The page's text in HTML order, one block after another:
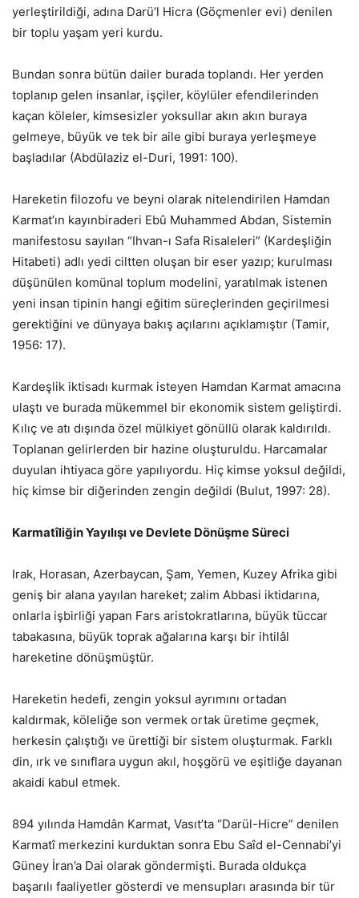
yerleştirildiği, adına Darü’l Hicra (Göçmenler evi) denilen
bir toplu yaşam yeri kurdu.
Bundan sonra bütün dailer burada toplandı. Her yerden
toplanıp gelen insanlar, işçiler, köylüler efendilerinden
kaçan köleler, kimsesizler yoksullar akın akın buraya
gelmeye, büyük ve tek bir aile gibi buraya yerleşmeye
başladılar (Abdülaziz el-Duri, 1991: 100).
Hareketin filozofu ve beyni olarak nitelendirilen Hamdan
Karmat’ın kayınbiraderi Ebû Muhammed Abdan, Sistemin
manifestosu sayılan “Ihvan-ı Safa Risaleleri” (Kardeşliğin
Hitabeti) adlı yedi ciltten oluşan bir eser yazıp; kurulması
düşünülen komünal toplum modelini, yaratılmak istenen
yeni insan tipinin hangi eğitim süreçlerinden geçirilmesi
gerektiğini ve dünyaya bakış açılarını açıklamıştır (Tamir,
1956: 17).
Kardeşlik iktisadı kurmak isteyen Hamdan Karmat amacına
ulaştı ve burada mükemmel bir ekonomik sistem geliştirdi.
Kılıç ve atı dışında özel mülkiyet gönüllü olarak kaldırıldı.
Toplanan gelirlerden bir hazine oluşturuldu. Harcamalar
duyulan ihtiyaca göre yapılıyordu. Hiç kimse yoksul değildi,
hiç kimse bir diğerinden zengin değildi (Bulut, 1997: 28).
Karmatîliğin Yayılışı ve Devlete Dönüşme Süreci
Irak, Horasan, Azerbaycan, Şam, Yemen, Kuzey Afrika gibi
geniş bir alana yayılan hareket; zalim Abbasi iktidarına,
onlarla işbirliği yapan Fars aristokratlarına, büyük tüccar
tabakasına, büyük toprak ağalarına karşı bir ihtilâl
hareketine dönüşmüştür.
Hareketin hedefi, zengin yoksul ayrımını ortadan
kaldırmak, köleliğe son vermek ortak üretime geçmek,
herkesin çalıştığı ve ürettiği bir sistem oluşturmak. Farklı
din, ırk ve sınıflara uygun akıl, hoşgörü ve eşitliğe dayanan
akaidi kabul etmek.
894 yılında Hamdân Karmat, Vasıt’ta “Darül-Hicre” denilen
Karmatî merkezini kurduktan sonra Ebu Saîd el-Cennabi’yi
Güney İran’a Dai olarak göndermişti. Burada oldukça
başarılı faaliyetler gösterdi ve mensupları arasında bir tür